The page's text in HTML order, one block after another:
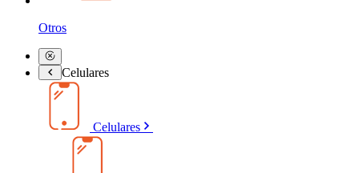
Otros
Celulares
Celulares